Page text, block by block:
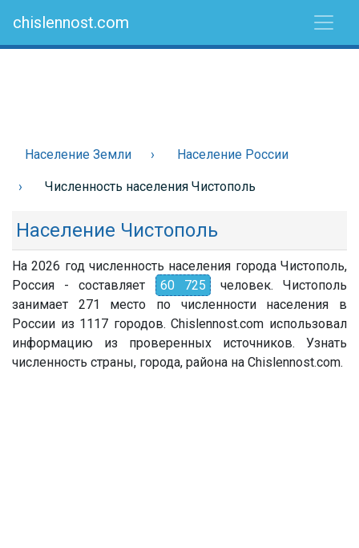
chislennost.com
Население Земли Население России
Численность населения Чистополь
Население Чистополь
На 2026 год численность населения города Чистополь,
Россия - составляет
60 725 человек. Чистополь
занимает 271 место по численности населения в
России из 1117 городов. Chislennost.com использовал
информацию из проверенных источников. Узнать
численность страны, города, района на Chislennost.com.